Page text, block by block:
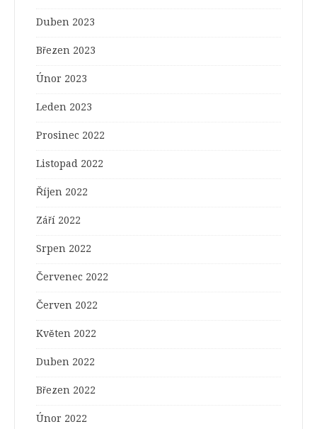
Duben 2023
Březen 2023
Únor 2023
Leden 2023
Prosinec 2022
Listopad 2022
Říjen 2022
Září 2022
Srpen 2022
Červenec 2022
Červen 2022
Květen 2022
Duben 2022
Březen 2022
Únor 2022